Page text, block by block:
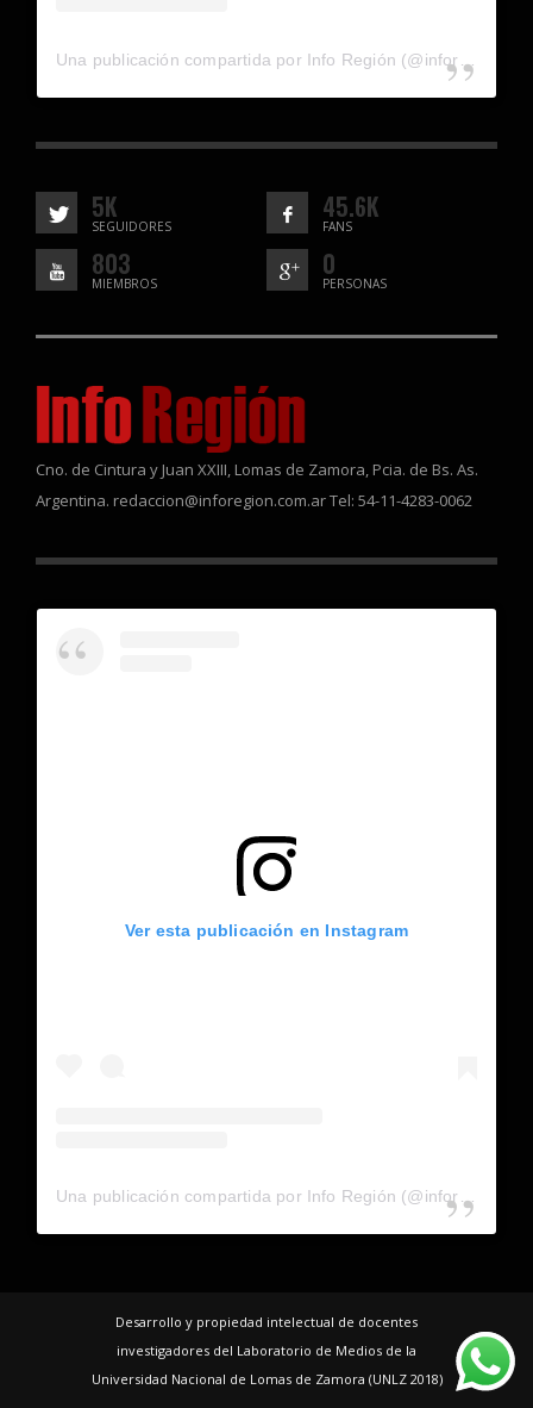
5K
SEGUIDORES
45.6K
FANS
803
MIEMBROS
0
PERSONAS
Cno. de Cintura y Juan XXIII, Lomas de Zamora, Pcia. de Bs. As.
Argentina. redaccion@inforegion.com.ar Tel: 54-11-4283-0062
Ver esta publicación en Instagram
Desarrollo y propiedad intelectual de docentes
investigadores del Laboratorio de Medios de la
Universidad Nacional de Lomas de Zamora (UNLZ 2018)